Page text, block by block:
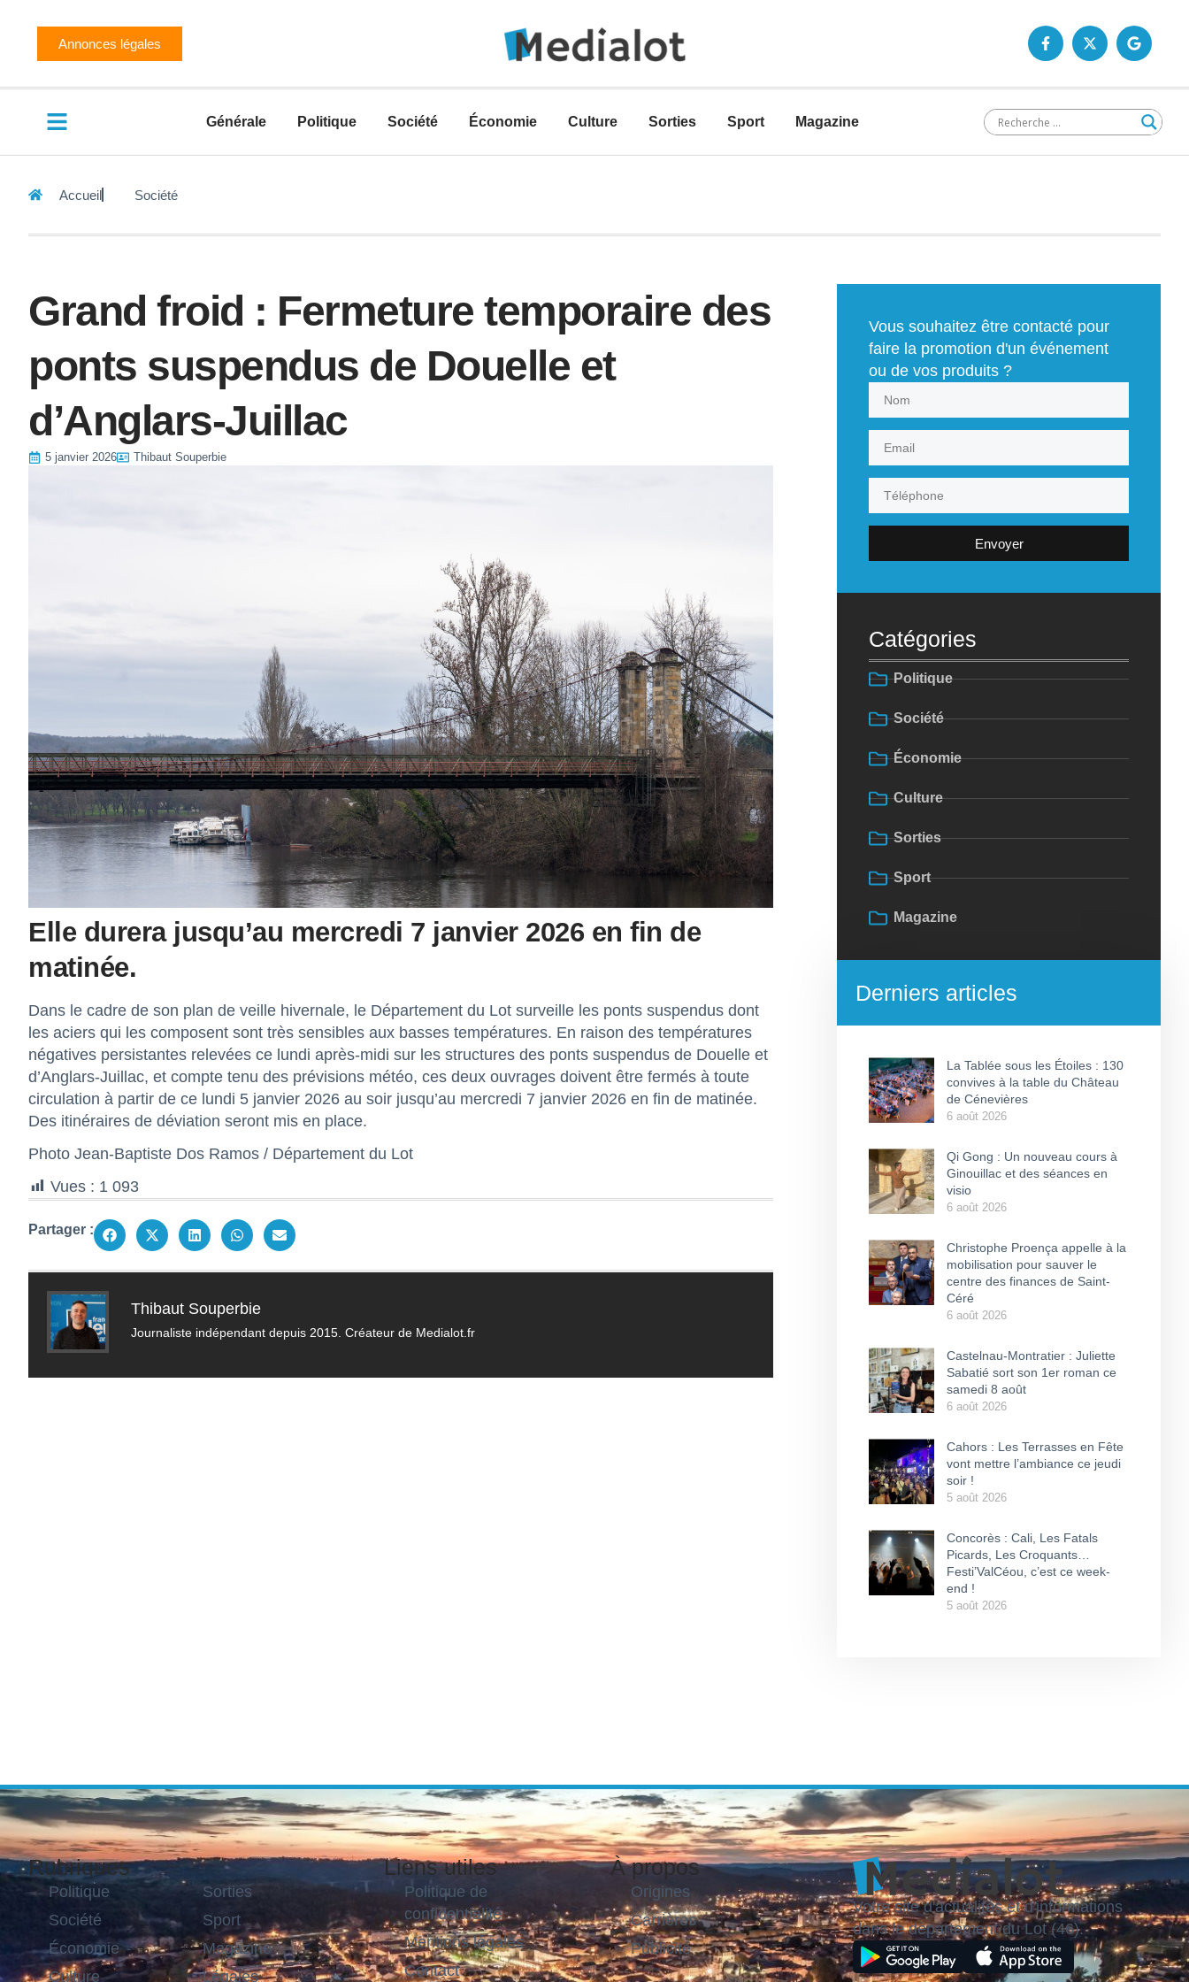
Annonces légales
Générale Politique Société Économie Culture Sorties Sport Magazine
Accueil Société
Grand froid : Fermeture temporaire des
ponts suspendus de Douelle et
d’Anglars-Juillac
5 janvier 2026 Thibaut Souperbie
Elle durera jusqu’au mercredi 7 janvier 2026 en fin de
matinée.
Dans le cadre de son plan de veille hivernale, le Département du Lot surveille les ponts suspendus dont
les aciers qui les composent sont très sensibles aux basses températures. En raison des températures
négatives persistantes relevées ce lundi après-midi sur les structures des ponts suspendus de Douelle et
d’Anglars-Juillac, et compte tenu des prévisions météo, ces deux ouvrages doivent être fermés à toute
circulation à partir de ce lundi 5 janvier 2026 au soir jusqu’au mercredi 7 janvier 2026 en fin de matinée.
Des itinéraires de déviation seront mis en place.
Photo Jean-Baptiste Dos Ramos / Département du Lot
Vues : 1 093
Partager :
Thibaut Souperbie
Journaliste indépendant depuis 2015. Créateur de Medialot.fr
Vous souhaitez être contacté pour
faire la promotion d'un événement
ou de vos produits ?
Envoyer
Catégories
Politique
Société
Économie
Culture
Sorties
Sport
Magazine
Derniers articles
La Tablée sous les Étoiles : 130
convives à la table du Château
de Cénevières
6 août 2026
Qi Gong : Un nouveau cours à
Ginouillac et des séances en
visio
6 août 2026
Christophe Proença appelle à la
mobilisation pour sauver le
centre des finances de Saint-
Céré
6 août 2026
Castelnau-Montratier : Juliette
Sabatié sort son 1er roman ce
samedi 8 août
6 août 2026
Cahors : Les Terrasses en Fête
vont mettre l’ambiance ce jeudi
soir !
5 août 2026
Concorès : Cali, Les Fatals
Picards, Les Croquants…
Festi’ValCéou, c’est ce week-
end !
5 août 2026
Rubriques
Politique
Société
Économie
Culture
Sorties
Sport
Magazine
Légales
Liens utiles
Politique de
confidentialité
Mentions légales
Contact
À propos
Origines
Carrières
Publicité
Votre site d'actualités et d'informations
dans le département du Lot (46).